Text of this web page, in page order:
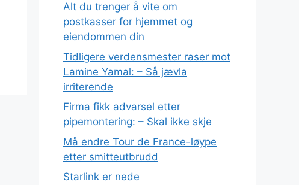
Alt du trenger å vite om
postkasser for hjemmet og
eiendommen din
Tidligere verdensmester raser mot
Lamine Yamal: – Så jævla
irriterende
Firma fikk advarsel etter
pipemontering: – Skal ikke skje
Må endre Tour de France-løype
etter smitteutbrudd
Starlink er nede